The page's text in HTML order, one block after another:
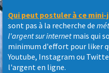
Qui peut postuler à ce mini-
sont pas à la recherche de
l'argent sur internetmais qui
minimum d'effort pour liker
Youtube, Instagram ou
l'argent en ligne.